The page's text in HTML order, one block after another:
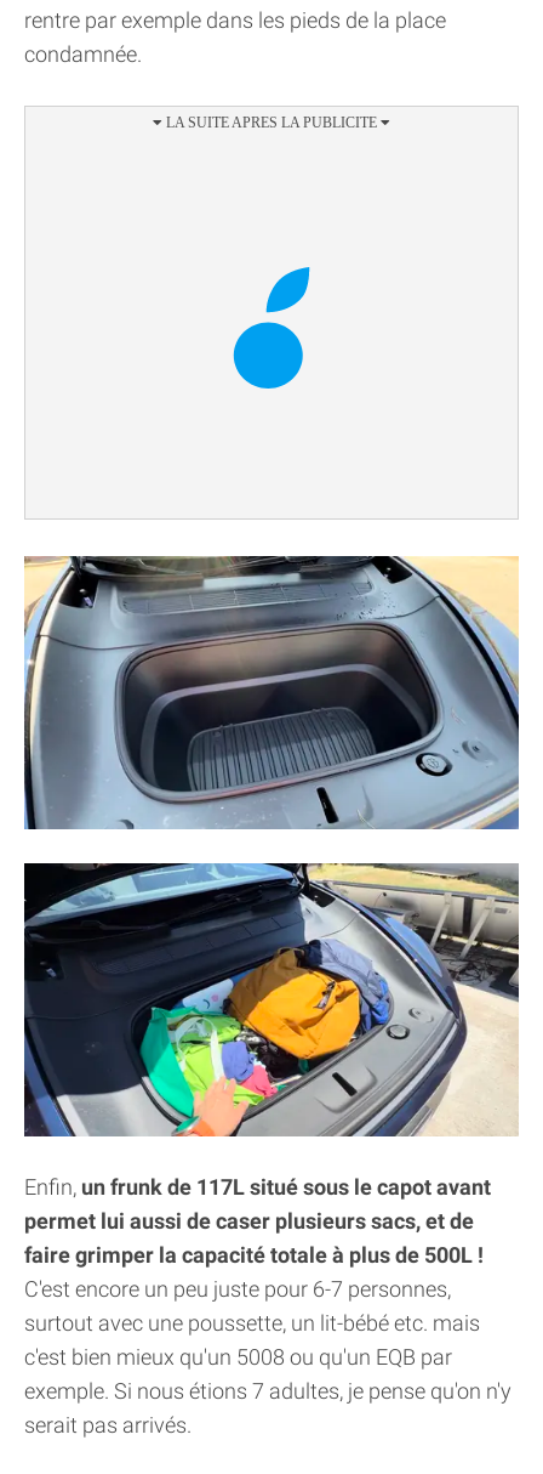
rentre par exemple dans les pieds de la place
condamnée.
Enfin, un frunk de 117L situé sous le capot avant
permet lui aussi de caser plusieurs sacs, et de
faire grimper la capacité totale à plus de 500L !
C'est encore un peu juste pour 6-7 personnes,
surtout avec une poussette, un lit-bébé etc. mais
c'est bien mieux qu'un 5008 ou qu'un EQB par
exemple. Si nous étions 7 adultes, je pense qu'on n'y
serait pas arrivés.